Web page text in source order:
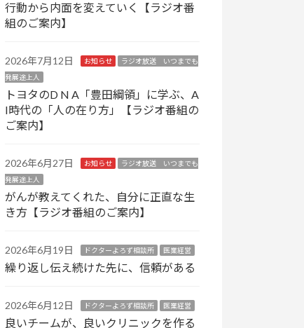
行動から内面を変えていく【ラジオ番
組のご案内】
2026年7月12日 お知らせ
ラジオ放送 いつまでも
発展途上人
トヨタのD N A「豊田綱領」に学ぶ、A
I時代の「人の在り方」【ラジオ番組の
ご案内】
2026年6月27日 お知らせ
ラジオ放送 いつまでも
発展途上人
がんが教えてくれた、自分に正直な生
き方【ラジオ番組のご案内】
2026年6月19日 ドクターよろず相談所 医業経営
繰り返し伝え続けた先に、信頼がある
2026年6月12日 ドクターよろず相談所 医業経営
良いチームが、良いクリニックを作る